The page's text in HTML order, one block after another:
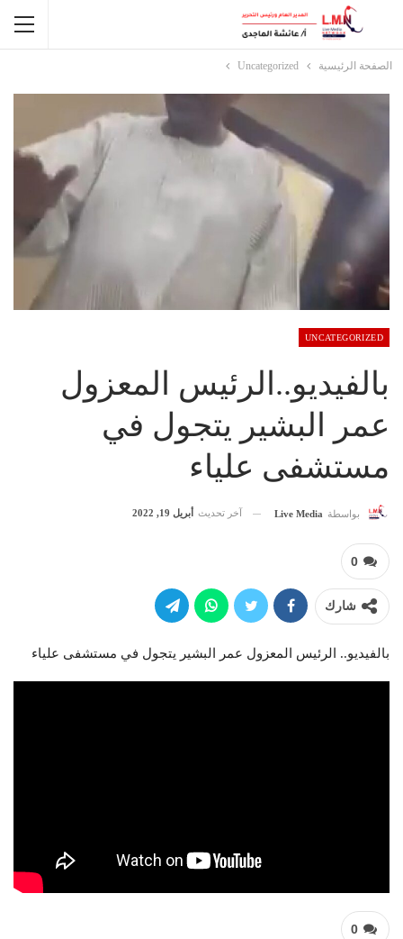
الصفحة الرئيسية Uncategorized
UNCATEGORIZED
بالفيديو..الرئيس المعزول
عمر البشير يتجول في
مستشفى علياء
بواسطة Live Media آخر تحديث أبريل 19, 2022
0
شارك
بالفيديو.. الرئيس المعزول عمر البشير يتجول في مستشفى علياء
0